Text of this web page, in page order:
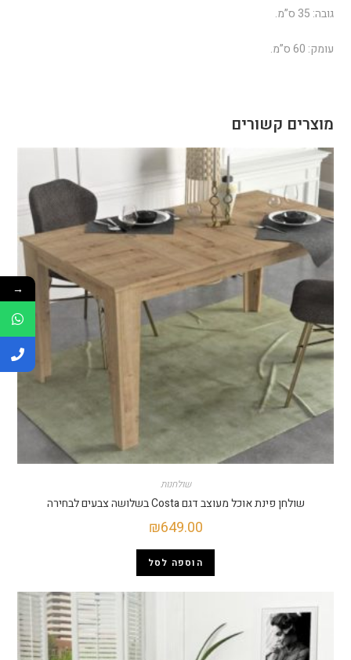
גובה: 35 ס”מ.
עומק: 60 ס”מ.
מוצרים קשורים
שולחנות
שולחן פינת אוכל מעוצב דגם Costa בשלושה צבעים לבחירה
₪649.00
הוספה לסל
→